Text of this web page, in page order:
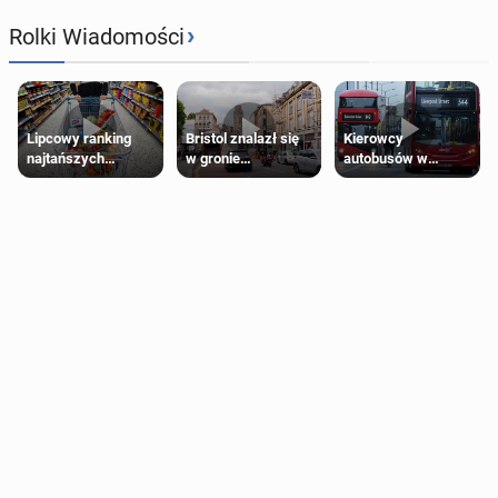
Rolki Wiadomości›
Lipcowy ranking
najtańszych
supermarketów
Bristol znalazł się
w gronie
najlepszych
Kierowcy
autobusów w
Londynie